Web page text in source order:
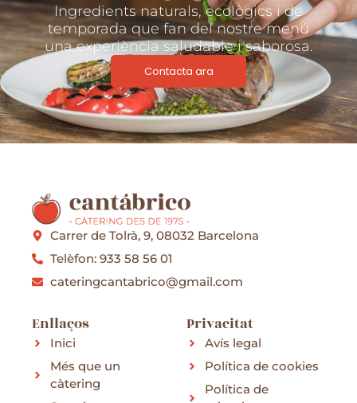
Ingredients naturals, ecològics i de
temporada que fan del nostre menú
una experiència saludable i saborosa.
Contacta ara
Carrer de Tolrà, 9, 08032 Barcelona
Telèfon: 933 58 56 01
cateringcantabrico@gmail.com
Enllaços
Inici
Més que un
càtering
Privacitat
Avís legal
Política de cookies
Política de